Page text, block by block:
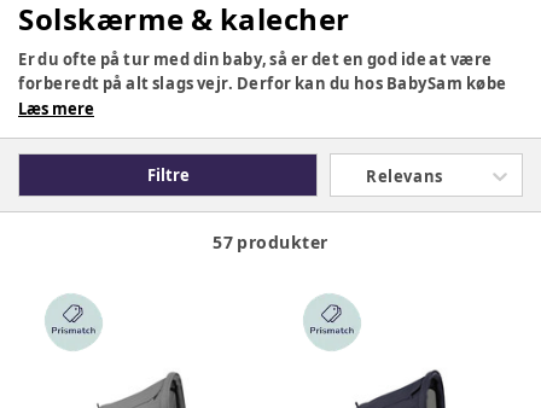
Solskærme & kalecher
Er du ofte på tur med din baby, så er det en god ide at være
forberedt på alt slags vejr. Derfor kan du hos BabySam købe
udstyr til barnevognen, der sikrer, at din baby hverken bliver
solsejl til barnevognen. Med en god solskærm kan du holde
solens varme stråler ude af barnevognen, og sørge for at dit
barn hverken får det for varmt eller bliver blændet af solens
Læs mere
Filtre Relevans
57 produkter